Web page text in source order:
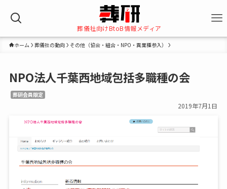
葬儀社向けBtoB情報メディア
ホーム 葬儀社の動向 その他（協会・組合・NPO・異業種参入）
NPO法人千葉西地域包括多職種の会
葬研会員限定
2019年7月1日